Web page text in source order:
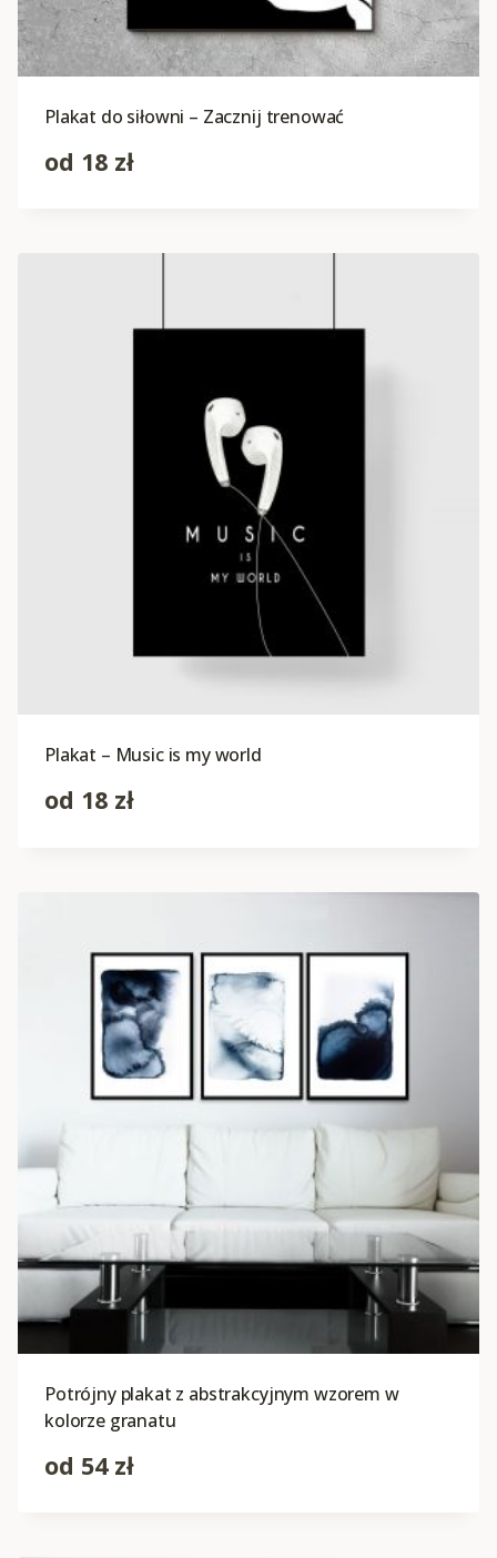
Plakat do siłowni – Zacznij trenować
od 18 zł
Plakat – Music is my world
od 18 zł
Potrójny plakat z abstrakcyjnym wzorem w
kolorze granatu
od 54 zł